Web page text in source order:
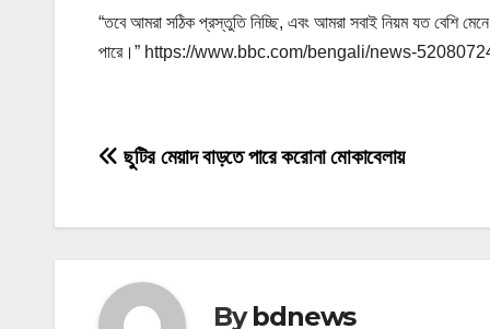
“তবে আমরা সঠিক প্রস্তুতি নিচ্ছি, এবং আমরা সবাই নিয়ম যত বেশি
পারে।” https://www.bbc.com/bengali/news-
P
t
ছুটির মেয়াদ বাড়তে পারে করোনা মোকাবেলায়
Bybdnews